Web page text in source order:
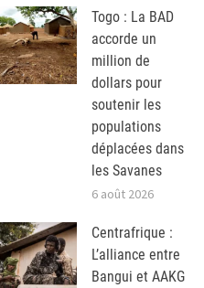
Togo : La BAD
accorde un
million de
dollars pour
soutenir les
populations
déplacées dans
les Savanes
6 août 2026
Centrafrique :
L’alliance entre
Bangui et AAKG